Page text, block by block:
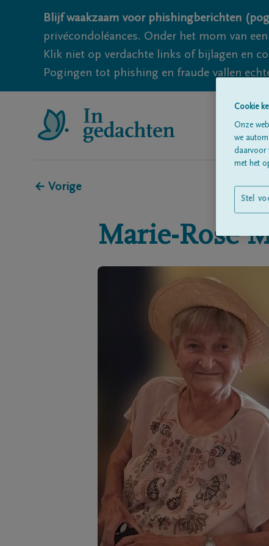
Blijf waakzaam voor phishingberichten
privécondoléances. Onder het mom van
Klik niet op verdachte links of bijlagen en
Pogingen tot phishing en fraude vallen
← Vorige
Marie-Rose
Cookie
Onze
we
daarvoor
met het
Stel